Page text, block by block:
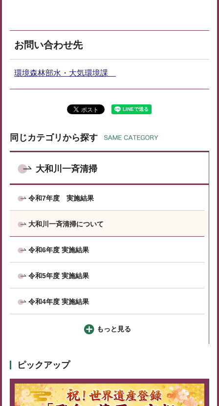
お問い合わせ先
環境森林部水・大気環境課
同じカテゴリから探す
大和川一斉清掃
令和7年度 実施結果
大和川一斉清掃について
令和6年度 実施結果
令和5年度 実施結果
令和4年度 実施結果
もっと見る
ピックアップ